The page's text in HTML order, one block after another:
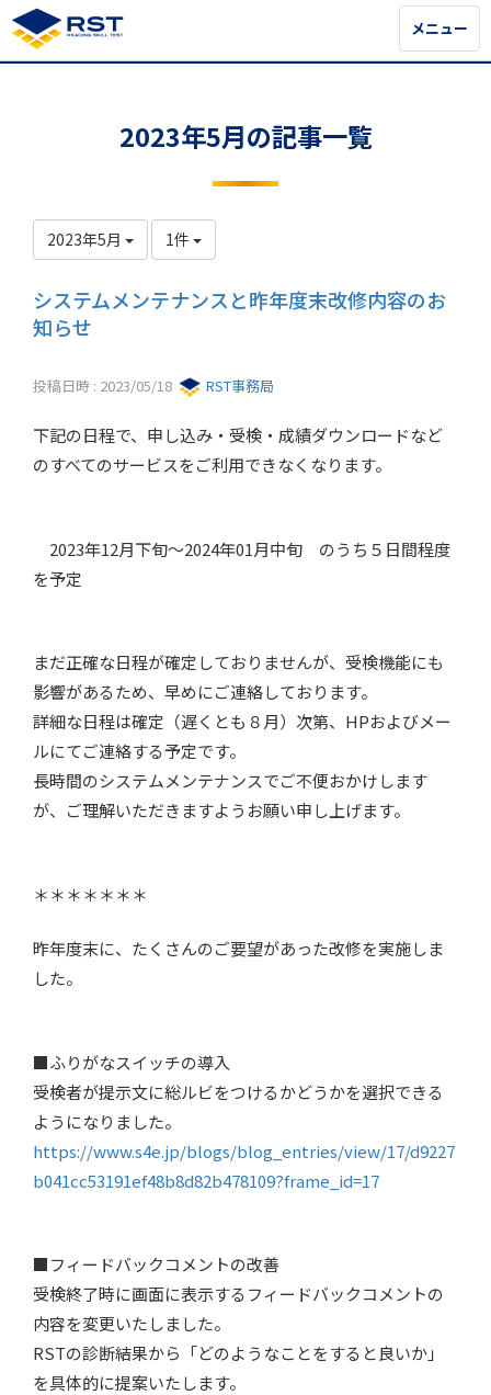
メニュー
メニュー
2023年5月の記事一覧
2023年5月 1件
システムメンテナンスと昨年度末改修内容のお
知らせ
投稿日時 : 2023/05/18 RST事務局
下記の日程で、申し込み・受検・成績ダウンロードなど
のすべてのサービスをご利用できなくなります。
2023年12月下旬～2024年01月中旬 のうち５日間程度
を予定
まだ正確な日程が確定しておりませんが、受検機能にも
影響があるため、早めにご連絡しております。
詳細な日程は確定（遅くとも８月）次第、HPおよびメー
ルにてご連絡する予定です。
長時間のシステムメンテナンスでご不便おかけします
が、ご理解いただきますようお願い申し上げます。
＊＊＊＊＊＊＊
昨年度末に、たくさんのご要望があった改修を実施しま
した。
■ふりがなスイッチの導入
受検者が提示文に総ルビをつけるかどうかを選択できる
ようになりました。
https://www.s4e.jp/blogs/blog_entries/view/17/d9227
b041cc53191ef48b8d82b478109?frame_id=17
■フィードバックコメントの改善
受検終了時に画面に表示するフィードバックコメントの
内容を変更いたしました。
RSTの診断結果から「どのようなことをすると良いか」
を具体的に提案いたします。